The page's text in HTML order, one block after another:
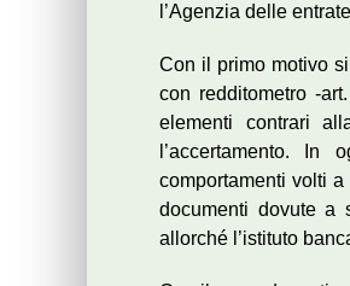
l’Agenzia delle
Con il primo motivo
con redditometro -
elementi contrari
l’accertamento.
comportamenti volti
documenti dovute a
allorché l’istituto